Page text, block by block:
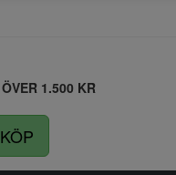
1.500 KR